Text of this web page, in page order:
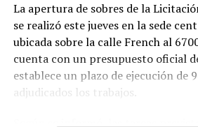
La apertura de sobres de la
se realizó este jueves en la sede
ubicada sobre la calle French al
cuenta con un presupuesto oficial
establece un plazo de ejecución de
adjudicados los trabajos.